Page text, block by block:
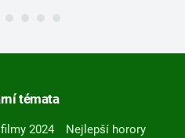
témata
2024
Nejlepší horory